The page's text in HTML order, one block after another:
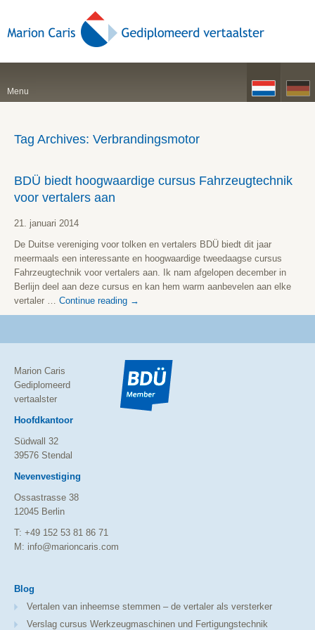
Menu
Tag Archives: Verbrandingsmotor
BDÜ biedt hoogwaardige cursus Fahrzeugtechnik
voor vertalers aan
21. januari 2014
De Duitse vereniging voor tolken en vertalers BDÜ biedt dit jaar
meermaals een interessante en hoogwaardige tweedaagse cursus
Fahrzeugtechnik voor vertalers aan. Ik nam afgelopen december in
Berlijn deel aan deze cursus en kan hem warm aanbevelen aan elke
vertaler … Continue reading →
Marion Caris
Gediplomeerd
vertaalster
Hoofdkantoor
Südwall 32
39576 Stendal
Nevenvestiging
Ossastrasse 38
12045 Berlin
T: +49 152 53 81 86 71
M: info@marioncaris.com
Blog
Vertalen van inheemse stemmen – de vertaler als versterker
Verslag cursus Werkzeugmaschinen und Fertigungstechnik